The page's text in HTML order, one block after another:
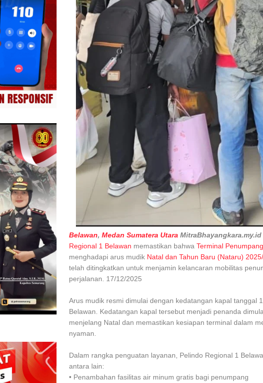
Belawan, Medan Sumatera Utara MitraBhayangkara.my.id
Regional 1 Belawan memastikan bahwa Terminal
menghadapi arus mudik Natal dan Tahun Baru (Nataru)
telah ditingkatkan untuk menjamin kelancaran mobilitas
perjalanan. 17/12/2025
Arus mudik resmi dimulai dengan kedatangan kapal tanggal
Belawan. Kedatangan kapal tersebut menjadi penanda
menjelang Natal dan memastikan kesiapan terminal dalam
nyaman.
Dalam rangka penguatan layanan, Pelindo Regional 1
antara lain:
• Penambahan fasilitas air minum gratis bagi penumpang